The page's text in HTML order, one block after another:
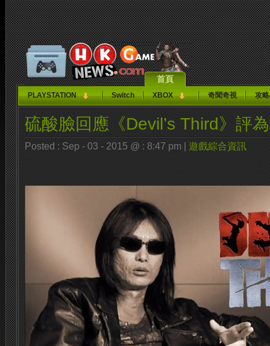
首頁
PLAYSTATION Switch XBOX 奇聞奇視 攻
硫酸臉回應《Devil’s Third》評
Posted : Sep - 03 - 2015 @ : 8:47 pm | 遊戲綜合資訊